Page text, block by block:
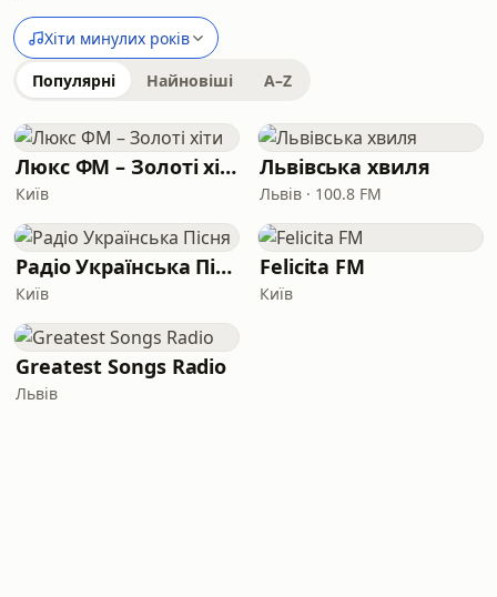
Хіти минулих років
Популярні Найновіші A–Z
Люкс ФМ – Золоті хіти
Київ
Львівська хвиля
Львів · 100.8 FM
Радіо Українська Пісня
Київ
Felicita FM
Київ
Greatest Songs Radio
Львів